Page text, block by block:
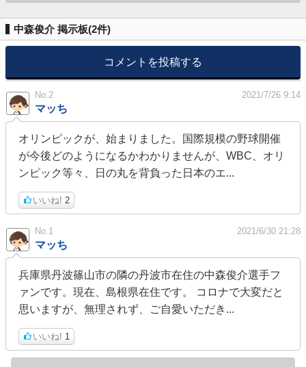
中森俊介 掲示板(2件)
コメントを投稿する
No.2 2021/7/26 9:14
マッち
オリンピックが、始まりました。国際規模の野球開催
が今後どのようになるかわかりませんが、WBC、オリ
ンピック等々、日の丸を背負った日本のエ...
いいね! 2
No.1 2021/6/30 21:28
マッち
兵庫県丹波篠山市の隣の丹波市在住の中森俊介選手フ
ァンです。現在、島根県在住です。 コロナで大変だと
思いますが、無理されず、ご自愛いただき...
いいね! 1